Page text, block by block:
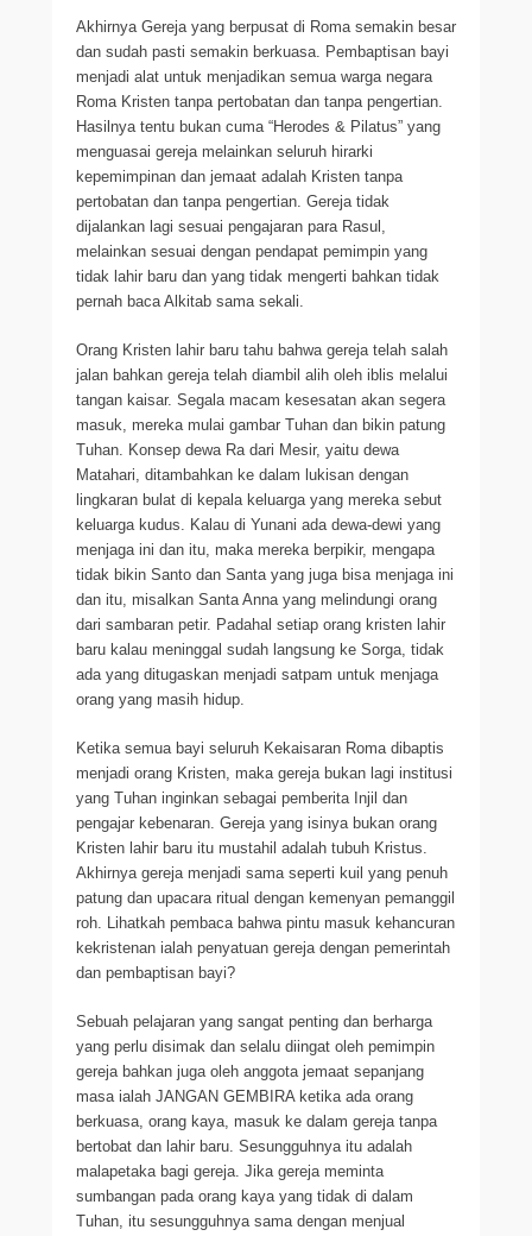
Akhirnya Gereja yang berpusat di Roma semakin besar
dan sudah pasti semakin berkuasa. Pembaptisan bayi
menjadi alat untuk menjadikan semua warga negara
Roma Kristen tanpa pertobatan dan tanpa pengertian.
Hasilnya tentu bukan cuma “Herodes & Pilatus” yang
menguasai gereja melainkan seluruh hirarki
kepemimpinan dan jemaat adalah Kristen tanpa
pertobatan dan tanpa pengertian. Gereja tidak
dijalankan lagi sesuai pengajaran para Rasul,
melainkan sesuai dengan pendapat pemimpin yang
tidak lahir baru dan yang tidak mengerti bahkan tidak
pernah baca Alkitab sama sekali.
Orang Kristen lahir baru tahu bahwa gereja telah salah
jalan bahkan gereja telah diambil alih oleh iblis melalui
tangan kaisar. Segala macam kesesatan akan segera
masuk, mereka mulai gambar Tuhan dan bikin patung
Tuhan. Konsep dewa Ra dari Mesir, yaitu dewa
Matahari, ditambahkan ke dalam lukisan dengan
lingkaran bulat di kepala keluarga yang mereka sebut
keluarga kudus. Kalau di Yunani ada dewa-dewi yang
menjaga ini dan itu, maka mereka berpikir, mengapa
tidak bikin Santo dan Santa yang juga bisa menjaga ini
dan itu, misalkan Santa Anna yang melindungi orang
dari sambaran petir. Padahal setiap orang kristen lahir
baru kalau meninggal sudah langsung ke Sorga, tidak
ada yang ditugaskan menjadi satpam untuk menjaga
orang yang masih hidup.
Ketika semua bayi seluruh Kekaisaran Roma dibaptis
menjadi orang Kristen, maka gereja bukan lagi institusi
yang Tuhan inginkan sebagai pemberita Injil dan
pengajar kebenaran. Gereja yang isinya bukan orang
Kristen lahir baru itu mustahil adalah tubuh Kristus.
Akhirnya gereja menjadi sama seperti kuil yang penuh
patung dan upacara ritual dengan kemenyan pemanggil
roh. Lihatkah pembaca bahwa pintu masuk kehancuran
kekristenan ialah penyatuan gereja dengan pemerintah
dan pembaptisan bayi?
Sebuah pelajaran yang sangat penting dan berharga
yang perlu disimak dan selalu diingat oleh pemimpin
gereja bahkan juga oleh anggota jemaat sepanjang
masa ialah JANGAN GEMBIRA ketika ada orang
berkuasa, orang kaya, masuk ke dalam gereja tanpa
bertobat dan lahir baru. Sesungguhnya itu adalah
malapetaka bagi gereja. Jika gereja meminta
sumbangan pada orang kaya yang tidak di dalam
Tuhan, itu sesungguhnya sama dengan menjual